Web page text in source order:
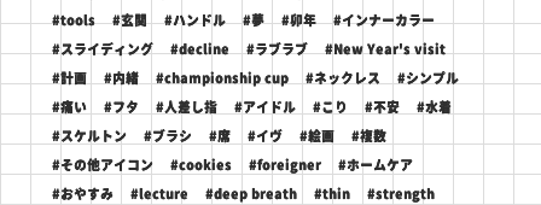
#tools #玄関 #ハンドル #夢 #卯年 #インナーカラー
#スライディング #decline #ラブラブ #New Year's visit
#計画 #内緒 #championship cup #ネックレス #シンプル
#痛い #フタ #人差し指 #アイドル #こり #不安 #水着
#スケルトン #ブラシ #席 #イヴ #絵画 #複数
#その他アイコン #cookies #foreigner #ホームケア
#おやすみ #lecture #deep breath #thin #strength